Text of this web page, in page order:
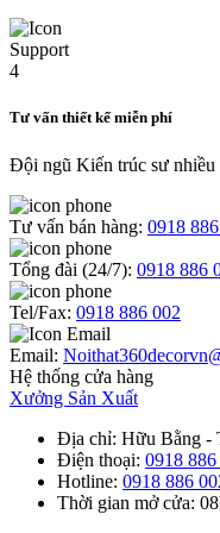
Tư vấn thiết kế miễn phí
Đội ngũ Kiến trúc sư nhiều
Tư vấn bán hàng: 0918
Tổng đài (24/7): 0918 886
Tel/Fax: 0918 886 002
Email:
Hệ thống cửa hàng
Xưởng Sản Xuất
Địa chỉ: Hữu Bằng -
Điện thoại: 0918 886
Hotline: 0918 886
Thời gian mở cửa: